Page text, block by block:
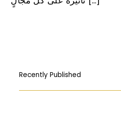
Recently Published